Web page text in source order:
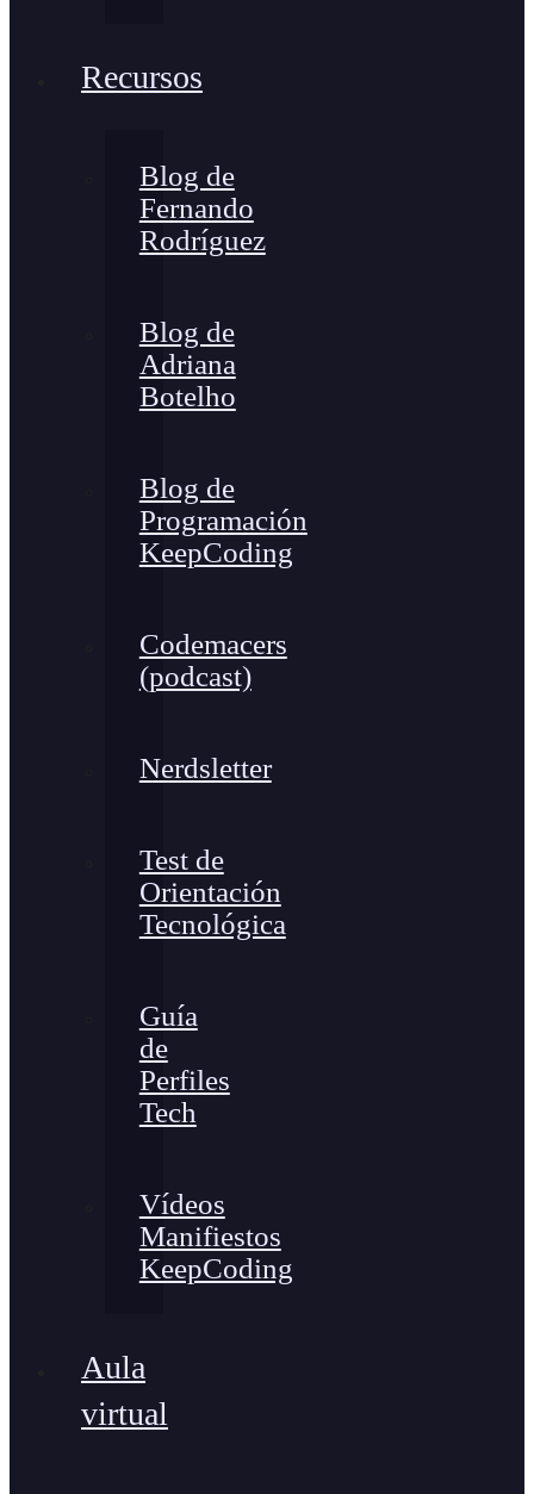
Recursos
Blog de
Fernando
Rodríguez
Blog de
Adriana
Botelho
Blog de
Programación
KeepCoding
Codemacers
(podcast)
Nerdsletter
Test de
Orientación
Tecnológica
Guía
de
Perfiles
Tech
Vídeos
Manifiestos
KeepCoding
Aula
virtual